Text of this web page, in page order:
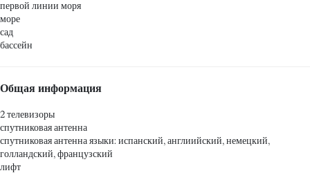
первой линии моря
море
сад
бассейн
Общая информация
2 телевизоры
спутниковая антенна
спутниковая антенна языки: испанский, англиийский, немецкий,
голландский, французский
лифт